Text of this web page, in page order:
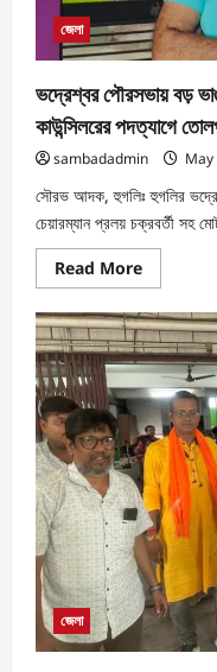
জেলা
ভদ্রেশ্বর পৌরসভায় বড়
কাউন্সিলরের পদত্যাগে
sambadadmin
সৌরভ আদক, হুগলিঃ হুগলির
চেয়ারম্যান প্রলয় চক্রবর্তী সহ
Read More
জেলা